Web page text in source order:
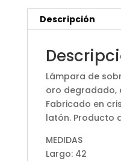
Descripción
Lámpara de
oro degradado,
Fabricado en
latón. Producto
MEDIDAS
Largo: 42